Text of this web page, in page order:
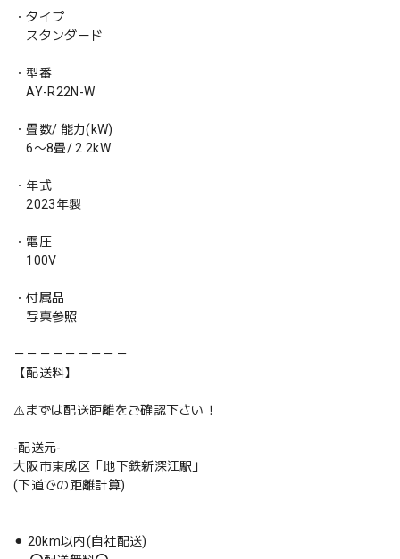
・タイプ
スタンダード
・型番
AY-R22N-W
・畳数/ 能力(kW)
6〜8畳/ 2.2kW
・年式
2023年製
・電圧
100V
・付属品
写真参照
－－－－－－－－－
【配送料】
⚠️まずは配送距離をご確認下さい！
-配送元-
大阪市東成区「地下鉄新深江駅」
(下道での距離計算)
⚫︎ 20km以内(自社配送)